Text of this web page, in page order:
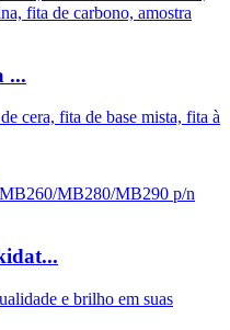
...
cera, fita de base mista, fita à
e brilho em suas